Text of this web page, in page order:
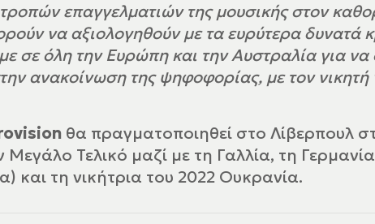
επαγγελματιών της μουσικής στον
να αξιολογηθούν με τα ευρύτερα δυνατά
σε όλη την Ευρώπη και την Αυστραλία για να
ανακοίνωση της ψηφοφορίας, με τον
θα πραγματοποιηθεί στο Λίβερπουλ
Τελικό μαζί με τη Γαλλία, τη
και τη νικήτρια του 2022 Ουκρανία.